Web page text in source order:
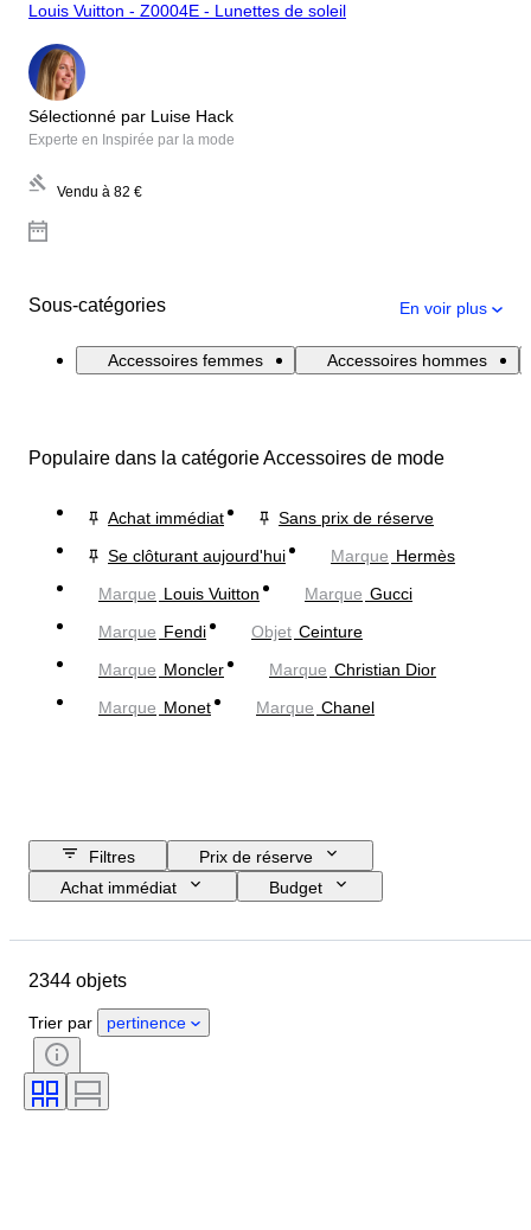
Louis Vuitton - Z0004E - Lunettes de soleil
Sélectionné par Luise Hack
Experte en Inspirée par la mode
Vendu à 82 €
Sous-catégories En voir plus
Accessoires femmes Accessoires hommes
Populaire dans la catégorie Accessoires de mode
Achat immédiat
Sans prix de réserve
Se clôturant aujourd'hui
Marque Hermès
Marque Louis Vuitton Marque Gucci
Marque Fendi Objet Ceinture
Marque Moncler Marque Christian Dior
Marque Monet Marque Chanel
Filtres
Prix de réserve
Achat immédiat
Budget
Pays d’origine
Genre
État
Pierre précieuse
Pureté
Taille du vêtement
2344 objets
Trier par pertinence